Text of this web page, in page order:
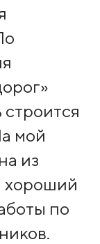
мой
из
хороший
по